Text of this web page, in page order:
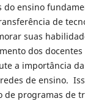
do ensino
de
suas
dos docentes
a importância
de ensino.
de programas de